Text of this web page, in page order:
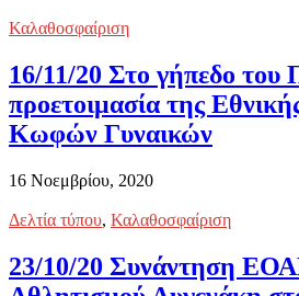
Καλαθοσφαίριση
16/11/20 Στο γήπεδο του
προετοιμασία της
Κωφών Γυναικών
16 Νοεμβρίου, 2020
Δελτία τύπου, Καλαθοσφαίριση
23/10/20 Συνάντηση